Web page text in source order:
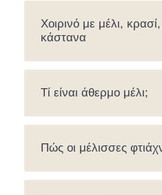
Χοιρινό με μέλι,
κάστανα
Τί είναι άθερμο μέλι;
Πώς οι μέλισσες